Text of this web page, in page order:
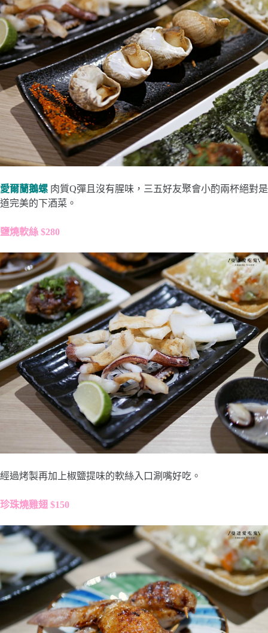
愛爾蘭鵝螺 肉質Q彈且沒有腥味，三五好友聚會小酌兩杯絕對是
道完美的下酒菜。
鹽燒軟絲 $280
經過烤製再加上椒鹽提味的軟絲入口涮嘴好吃。
珍珠燒雞翅 $150